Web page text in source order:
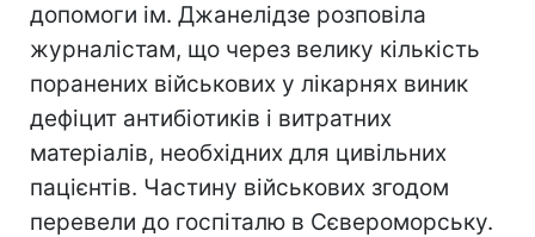
допомоги ім. Джанелідзе розповіла
журналістам, що через велику кількість
поранених військових у лікарнях виник
дефіцит антибіотиків і витратних
матеріалів, необхідних для цивільних
пацієнтів. Частину військових згодом
перевели до госпіталю в Сєвероморську.